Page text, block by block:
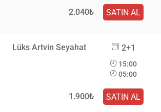
2.040₺ SATIN AL
Lüks Artvin Seyahat 2+1
15:00
05:00
1.900₺ SATIN AL